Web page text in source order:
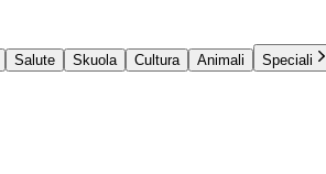
Salute Skuola Cultura Animali
Speciali